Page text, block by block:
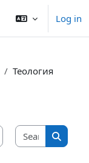
Log in
Теология
Search
Search